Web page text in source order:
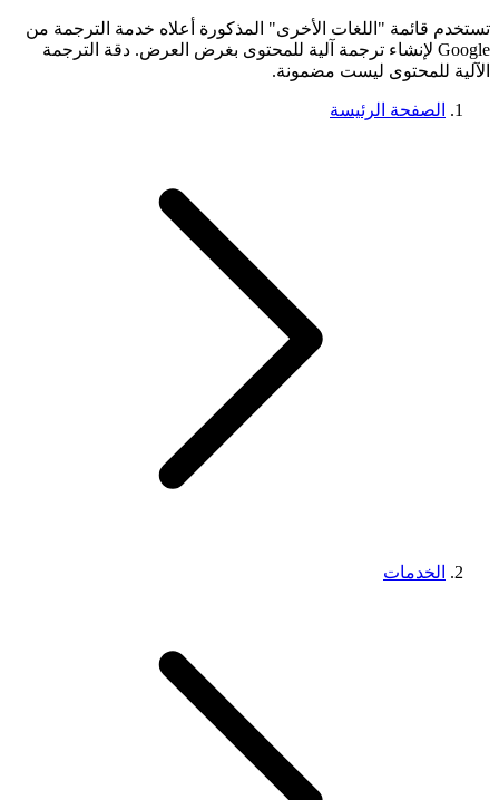
تستخدم قائمة "اللغات الأخرى" المذكورة أعلاه خدمة الترجمة من
Google لإنشاء ترجمة آلية للمحتوى بغرض العرض. دقة الترجمة
الآلية للمحتوى ليست مضمونة.
الصفحة الرئيسة
الخدمات